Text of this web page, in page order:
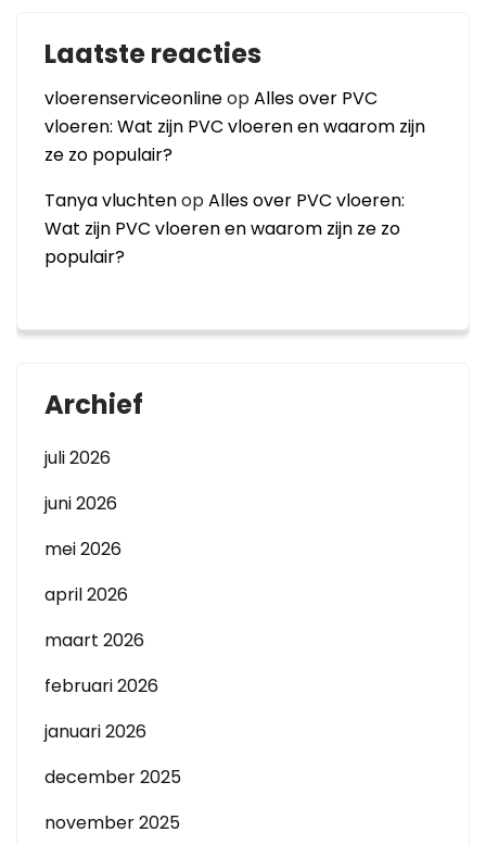
Laatste reacties
vloerenserviceonlineopAlles over PVC
vloeren: Wat zijn PVC vloeren en waarom zijn
ze zo populair?
Tanya vluchtenopAlles over PVC vloeren:
Wat zijn PVC vloeren en waarom zijn ze zo
populair?
Archief
juli 2026
juni 2026
mei 2026
april 2026
maart 2026
februari 2026
januari 2026
december 2025
november 2025